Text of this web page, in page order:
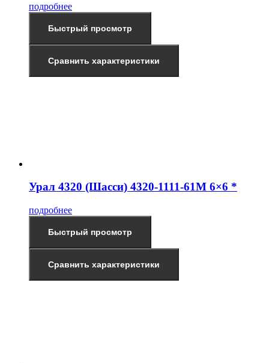
подробнее
Быстрый просмотр
Сравнить характеристики
Урал 4320 (Шасси) 4320-1111-61М 6×6 *
подробнее
Быстрый просмотр
Сравнить характеристики